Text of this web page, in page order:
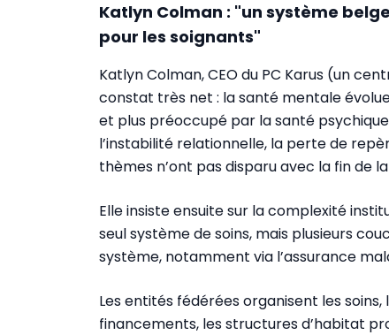
Katlyn Colman : "un système
pour les soignants"
Katlyn Colman, CEO du PC Karus (un
constat très net : la santé mentale
et plus préoccupé par la santé
l’instabilité relationnelle, la perte de
thèmes n’ont pas disparu avec la fin de
Elle insiste ensuite sur la complexité
seul système de soins, mais plusieurs
système, notamment via l’assurance
Les entités fédérées organisent les
financements, les structures d’habitat